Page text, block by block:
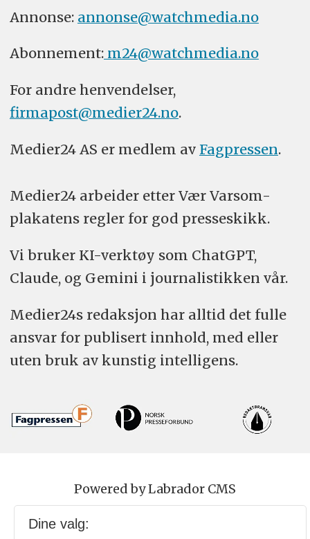
Annonse: annonse@watchmedia.no
Abonnement:m24@watchmedia.no
For andre henvendelser,
firmapost@medier24.no.
Medier24 AS er medlem av Fagpressen.
Medier24 arbeider etter Vær Varsom-
plakatens regler for god presseskikk.
Vi bruker KI-verktøy som ChatGPT,
Claude, og Gemini i journalistikken vår.
Medier24s redaksjon har alltid det fulle
ansvar for publisert innhold, med eller
uten bruk av kunstig intelligens.
Powered by Labrador CMS
Dine valg: